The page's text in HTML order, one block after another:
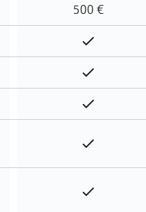
500 €
Enthalten
Enthalten
Enthalten
Enthalten
Enthalten